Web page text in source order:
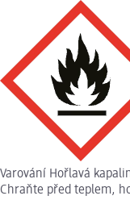
Varování Hořlavá
Chraňte před teplem,